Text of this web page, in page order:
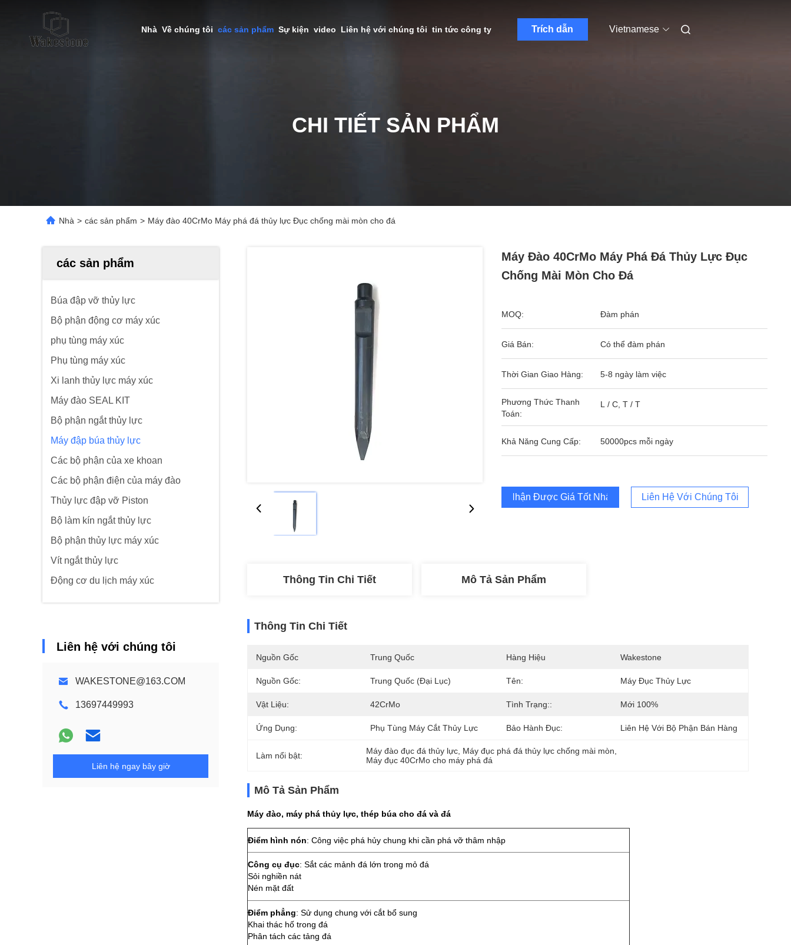
Nhà Về chúng tôi các sản phẩm Sự kiện video Liên hệ với chúng tôi tin tức công ty Trích dẫn Vietnamese
CHI TIẾT SẢN PHẨM
Nhà > các sản phẩm > Máy đào 40CrMo Máy phá đá thủy lực Đục chống mài mòn cho đá
các sản phẩm
Búa đập vỡ thủy lực
Bộ phận động cơ máy xúc
phụ tùng máy xúc
Phụ tùng máy xúc
Xi lanh thủy lực máy xúc
Máy đào SEAL KIT
Bộ phận ngắt thủy lực
Máy đập búa thủy lực
Các bộ phận của xe khoan
Các bộ phận điện của máy đào
Thủy lực đập vỡ Piston
Bộ làm kín ngắt thủy lực
Bộ phận thủy lực máy xúc
Vít ngắt thủy lực
Động cơ du lịch máy xúc
Liên hệ với chúng tôi
WAKESTONE@163.COM
13697449993
Liên hệ ngay bây giờ
Máy Đào 40CrMo Máy Phá Đá Thủy Lực Đục
Chống Mài Mòn Cho Đá
MOQ: Đàm phán
Giá Bán: Có thể đàm phán
Thời Gian Giao Hàng: 5-8 ngày làm việc
Phương Thức Thanh
Toán:
L / C, T / T
Khả Năng Cung Cấp: 50000pcs mỗi ngày
Nhận Được Giá Tốt Nhất Liên Hệ Với Chúng Tôi
Thông Tin Chi Tiết Mô Tả Sản Phẩm
Thông Tin Chi Tiết
Nguồn Gốc Trung Quốc Hàng Hiệu Wakestone
Nguồn Gốc: Trung Quốc (đại Lục) Tên: Máy Đục Thủy Lực
Vật Liệu: 42CrMo Tình Trạng:: Mới 100%
Ứng Dụng: Phụ Tùng Máy Cắt Thủy Lực Bảo Hành Đục: Liên Hệ Với Bộ Phận Bán Hàng
Làm nổi bật: Máy đào đục đá thủy lực Máy đục phá đá thủy lực chống mài mòn
Máy đục 40CrMo cho máy phá đá
Mô Tả Sản Phẩm
Máy đào, máy phá thủy lực, thép búa cho đá và đá
Điểm hình nón: Công việc phá hủy chung khi cần phá vỡ thâm nhập
Công cụ đục: Sắt các mảnh đá lớn trong mỏ đá
Sỏi nghiền nát
Nén mặt đất
Điểm phẳng: Sử dụng chung với cắt bổ sung
Khai thác hố trong đá
Phân tách các tảng đá